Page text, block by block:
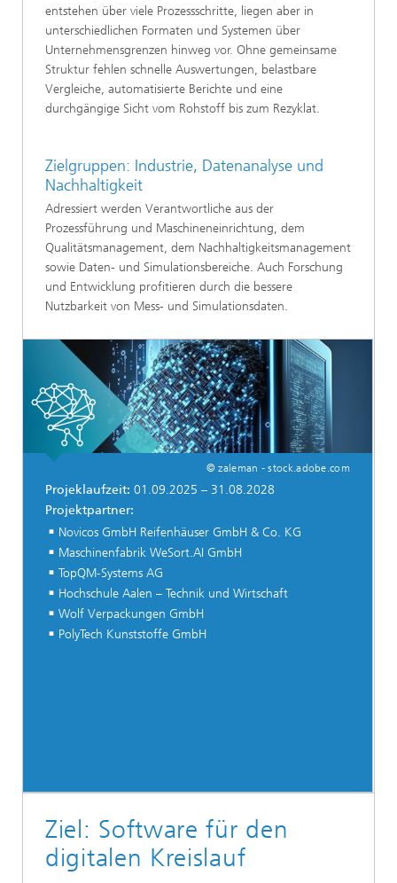
entstehen über viele Prozessschritte, liegen aber in
unterschiedlichen Formaten und Systemen über
Unternehmensgrenzen hinweg vor. Ohne gemeinsame
Struktur fehlen schnelle Auswertungen, belastbare
Vergleiche, automatisierte Berichte und eine
durchgängige Sicht vom Rohstoff bis zum Rezyklat.
Zielgruppen: Industrie, Datenanalyse und
Nachhaltigkeit
Adressiert werden Verantwortliche aus der
Prozessführung und Maschineneinrichtung, dem
Qualitätsmanagement, dem Nachhaltigkeitsmanagement
sowie Daten- und Simulationsbereiche. Auch Forschung
und Entwicklung profitieren durch die bessere
Nutzbarkeit von Mess- und Simulationsdaten.
© zaleman - stock.adobe.com
Projeklaufzeit: 01.09.2025 – 31.08.2028
Projektpartner:
Novicos GmbH Reifenhäuser GmbH & Co. KG
Maschinenfabrik WeSort.AI GmbH
TopQM-Systems AG
Hochschule Aalen – Technik und Wirtschaft
Wolf Verpackungen GmbH
PolyTech Kunststoffe GmbH
Ziel: Software für den
digitalen Kreislauf